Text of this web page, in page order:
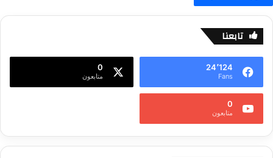
تابعنا
24٬124
Fans
0
متابعون
0
متابعون